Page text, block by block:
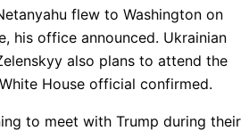
flew to Washington on
his office announced. Ukrainian
also plans to attend the
House official confirmed.
to meet with Trump during their